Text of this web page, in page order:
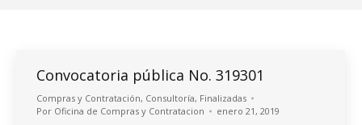
Convocatoria pública No. 319301
Compras y Contratación, Consultoría, Finalizadas
Por Oficina de Compras y Contratacion enero 21, 2019